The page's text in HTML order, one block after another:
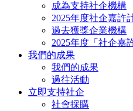
成為支持社企機構
2025年度社企嘉許
過去獲獎企業機構
2025年度「社企嘉
我們的成果
我們的成果
過往活動
立即支持社企
社會採購